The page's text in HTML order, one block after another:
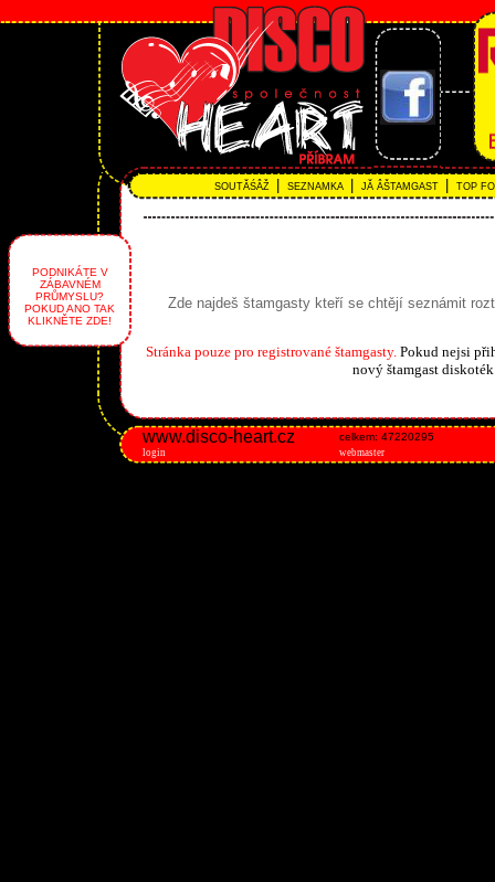
SOUTĂŚÂŽ SEZNAMKA JĂ ÂŠTAMGAST TOP
PODNIKÁTE V
ZÁBAVNÉM
PRŮMYSLU?
POKUD ANO TAK
KLIKNĚTE ZDE!
Zde najdeš štamgasty kteří se chtějí seznámit
Stránka pouze pro registrované štamgasty. Pokud nejsi
nový štamgast
www.disco-heart.cz celkem: 47220295
login webmaster